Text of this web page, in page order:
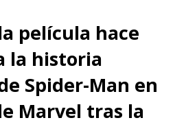
película hace
la historia
Spider-Man en
Marvel tras la